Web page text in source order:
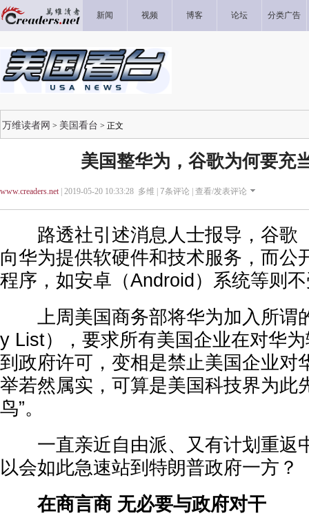
新闻 视频 博客 论坛 分类广告
万维读者网 > 美国看台 > 正文
美国整华为，谷歌为何要充
www.creaders.net| 2019-05-20 10:33:28 多维 | 7条评论 | 查看/发表评论
路透社引述消息人士报导，谷歌
向华为提供软硬件和技术服务，而公
程序，如安卓（Android）系统等则
上周美国商务部将华为加入所谓
y List），要求所有美国企业在对华
到政府许可，变相是禁止美国企业对
举若然属实，可算是美国科技界为此
鸟”。
一直亲近自由派、又有计划重返
以会如此急速站到特朗普政府一方？
在商言商 无必要与政府对干